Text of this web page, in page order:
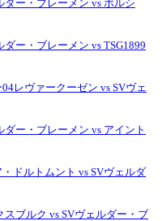
ダー・ブレーメン vs ボルシ
ー・ブレーメン vs TSG1899
レヴァークーゼン vs SVヴェ
ー・ブレーメン vs アイント
ドルトムント vs SVヴェルダ
ブルク vs SVヴェルダー・ブ